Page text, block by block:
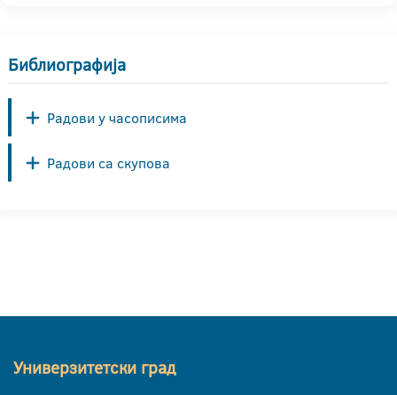
Библиографија
Радови у часописима
Радови са скупова
Универзитетски град